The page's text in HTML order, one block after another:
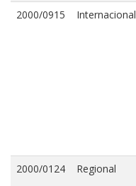
2000/0915 Internacional
2000/0124 Regional